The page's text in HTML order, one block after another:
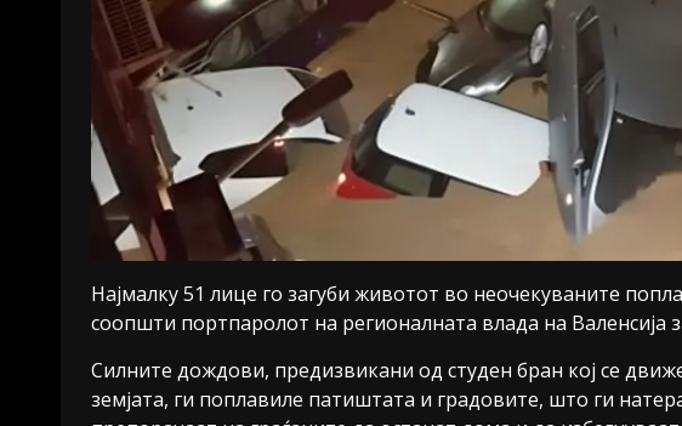
Најмалку 51 лице го загуби животот во неочекуваните
соопшти портпаролот на регионалната влада на Валенсија
Силните дождови, предизвикани од студен бран кој се
земјата, ги поплавиле патиштата и градовите, што ги